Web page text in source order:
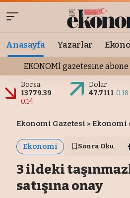
Anasayfa Yazarlar
EKONOMİ gazetesine
Borsa
13779.39 -
0.14
Dolar
47.7111 0.18
Ekonomi Gazetesi » Ekonomi
Ekonomi Sonra Oku
3 ildeki
satışına onay